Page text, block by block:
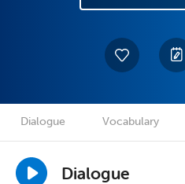
Dialogue Vocabulary
Dialogue